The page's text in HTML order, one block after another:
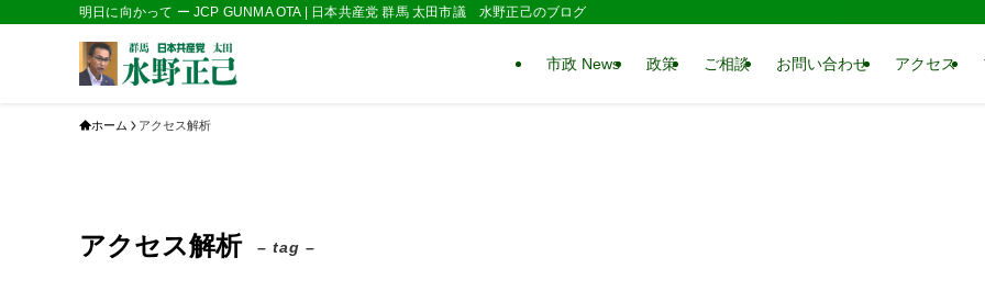
明日に向かって ー JCP GUNMA OTA | 日本共産党 群馬 太田市議 水野正己のブログ
市政 News 政策 ご相談 お問い合わせ アクセス
ホーム アクセス解析
アクセス解析 – tag –